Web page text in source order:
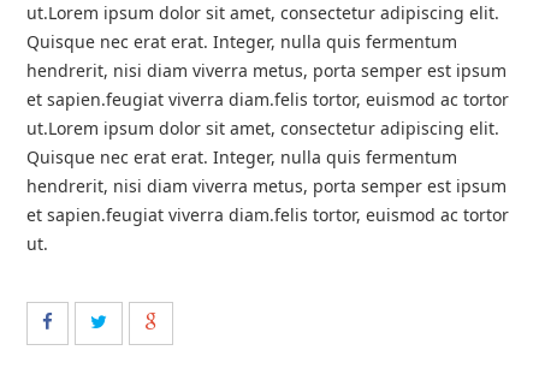
ut.Lorem ipsum dolor sit amet, consectetur adipiscing elit.
Quisque nec erat erat. Integer, nulla quis fermentum
hendrerit, nisi diam viverra metus, porta semper est ipsum
et sapien.feugiat viverra diam.felis tortor, euismod ac tortor
ut.Lorem ipsum dolor sit amet, consectetur adipiscing elit.
Quisque nec erat erat. Integer, nulla quis fermentum
hendrerit, nisi diam viverra metus, porta semper est ipsum
et sapien.feugiat viverra diam.felis tortor, euismod ac tortor
ut.
Email
Thời gian làm việc
08:00 - 18:00
Gọi cho chúng tôi
Mail